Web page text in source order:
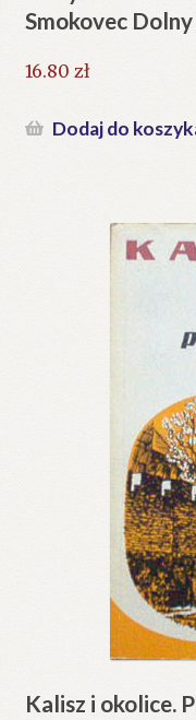
Smokovec
16.80 zł
Dodaj do
Kalisz i okolice.